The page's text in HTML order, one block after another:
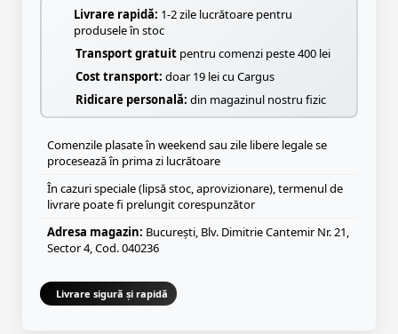
Livrare rapidă: 1-2 zile lucrătoare pentru
produsele în stoc
Transport gratuit pentru comenzi peste 400 lei
Cost transport: doar 19 lei cu Cargus
Ridicare personală: din magazinul nostru fizic
Comenzile plasate în weekend sau zile libere legale se
procesează în prima zi lucrătoare
În cazuri speciale (lipsă stoc, aprovizionare), termenul de
livrare poate fi prelungit corespunzător
Adresa magazin: București, Blv. Dimitrie Cantemir Nr. 21,
Sector 4, Cod. 040236
Livrare sigură și rapidă